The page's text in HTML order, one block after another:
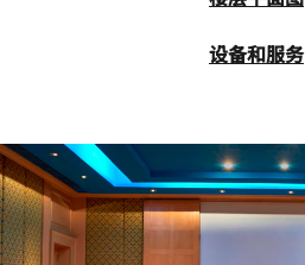
设备和服务